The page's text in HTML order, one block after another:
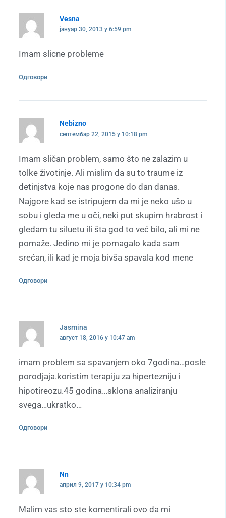
Vesna
јануар 30, 2013 у 6:59 pm
Imam slicne probleme
Одговори
Nebizno
септембар 22, 2015 у 10:18 pm
Imam sličan problem, samo što ne zalazim u
tolke životinje. Ali mislim da su to traume iz
detinjstva koje nas progone do dan danas.
Najgore kad se istripujem da mi je neko ušo u
sobu i gleda me u oči, neki put skupim hrabrost i
gledam tu siluetu ili šta god to već bilo, ali mi ne
pomaže. Jedino mi je pomagalo kada sam
srećan, ili kad je moja bivša spavala kod mene
Одговори
Jasmina
август 18, 2016 у 10:47 am
imam problem sa spavanjem oko 7godina…posle
porodjaja.koristim terapiju za hipertezniju i
hipotireozu.45 godina…sklona analiziranju
svega…ukratko…
Одговори
Nn
април 9, 2017 у 10:34 pm
Malim vas sto ste komentirali ovo da mi